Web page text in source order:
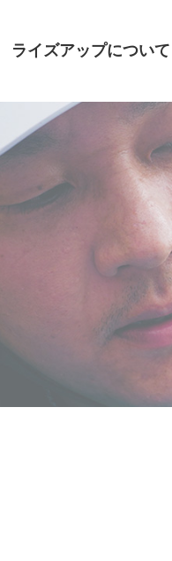
ライズアップについて